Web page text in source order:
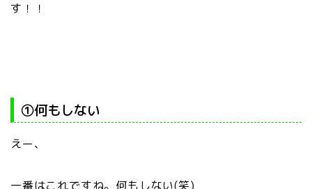
す！！
①何もしない
えー、
一番はこれですね。何もしない(笑)